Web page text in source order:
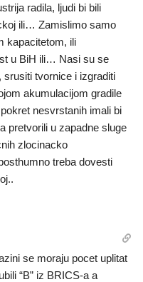
radila, ljudi bi bili
ili… Zamislimo samo
kapacitetom, ili
u BiH ili… Nasi su se
srusiti tvornice i izgraditi
akumulacijom gradile
nesvrstanih imali bi
pretvorili u zapadne sluge
zlocinacko
treba dovesti
se moraju pocet uplitat
“B” iz BRICS-a a